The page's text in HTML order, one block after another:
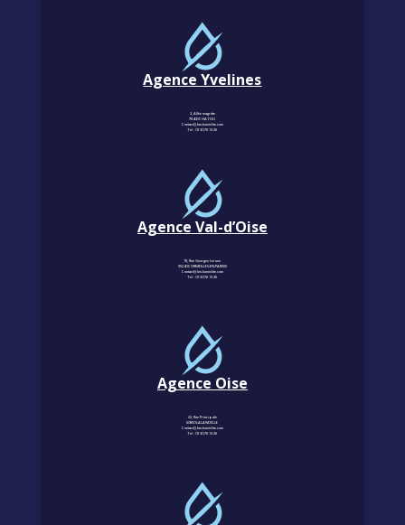
Agence Yvelines
3, Allée magritte
78400 CHATOU
Contact@km-humidite.com
Tel :01 30 76 13 26
Agence Val-d’Oise
18, Rue Georges Leroux
95240 CORMEILLES-EN-PARISIS
Contact@km-humidite.com
Tel :01 30 76 13 26
Agence Oise
22, Rue Principale
60850 LALANDELLE
Contact@km-humidite.com
Tel :01 30 76 13 26